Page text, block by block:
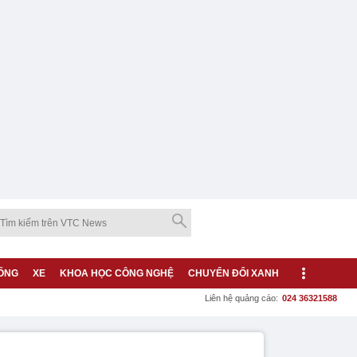
XE KHOA HỌC CÔNG NGHỆ CHUYỂN ĐỔI XANH
Liên hệ quảng cáo: 024 36321588